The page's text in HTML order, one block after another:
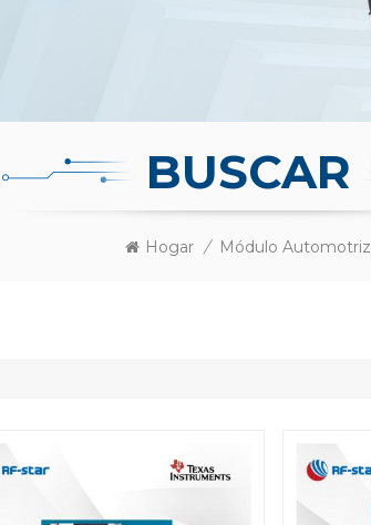
BUSCAR
Hogar / Módulo Automotriz